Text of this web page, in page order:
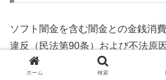
ソフト闇金を含む闇金との金銭消
違反（民法第90条）および不法原
に該当するため、法的には無効で
ホーム 検索